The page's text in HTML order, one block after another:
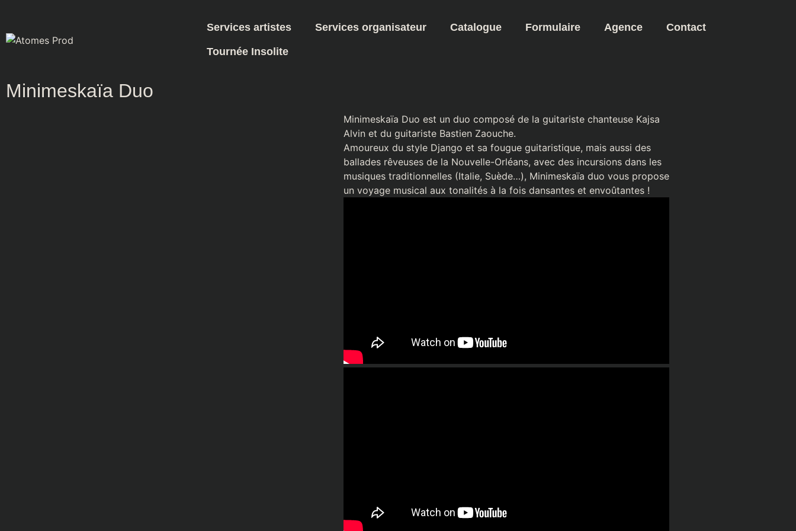
Services artistes Services organisateur Catalogue Formulaire Agence Contact
Tournée Insolite
Catalogue d'artistes
Minimeskaïa Duo
Minimeskaïa Duo est un duo composé de la guitariste chanteuse Kajsa
Alvin et du guitariste Bastien Zaouche.
Amoureux du style Django et sa fougue guitaristique, mais aussi des
ballades rêveuses de la Nouvelle-Orléans, avec des incursions dans les
musiques traditionnelles (Italie, Suède…), Minimeskaïa duo vous propose
un voyage musical aux tonalités à la fois dansantes et envoûtantes !